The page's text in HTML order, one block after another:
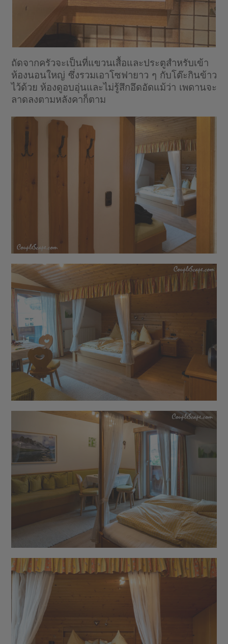
ถัดจากครัวจะเป็นที่แขวนเสื้อและประตูสำหรับเข้า
ห้องนอนใหญ่ ซึ่งรวมเอาโซฟายาว ๆ กับโต๊ะกินข้าว
ไว้ด้วย ห้องดูอบอุ่นและไม่รู้สึกอึดอัดแม้ว่า เพดานจะ
ลาดลงตามหลังคาก็ตาม